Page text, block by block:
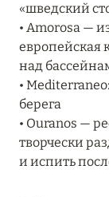
RIXOS
Подробнее
27 сентября
HÔTEL
«шведский
• Amorosa —
европейская
над
•
берега
• Ouranos —
творчески
и испить